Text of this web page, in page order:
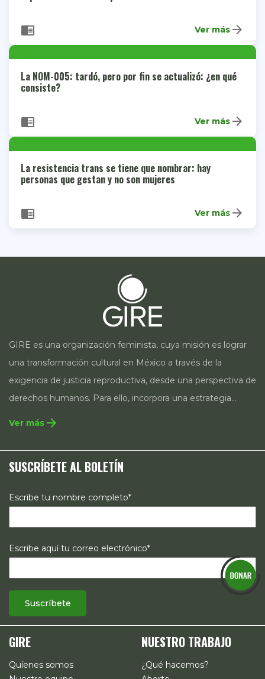
chrome_reader_mode Ver más arrow_forward
La NOM-005: tardó, pero por fin se actualizó: ¿en qué
consiste?
chrome_reader_mode Ver más arrow_forward
La resistencia trans se tiene que nombrar: hay
personas que gestan y no son mujeres
chrome_reader_mode Ver más arrow_forward
GIRE es una organización feminista, cuya misión es lograr
una transformación cultural en México a través de la
exigencia de justicia reproductiva, desde una perspectiva de
derechos humanos. Para ello, incorpora una estrategia
integral que contempla la incidencia en legislación y
estrategias de comunicación e investigación sobre el
estado de los derechos reproductivos en México.
Ver más arrow_forward
SUSCRÍBETE AL BOLETÍN
Escribe tu nombre completo*
Escribe aquí tu correo electrónico*
GIRE
Quíenes somos
NUESTRO TRABAJO
¿Qué hacemos?